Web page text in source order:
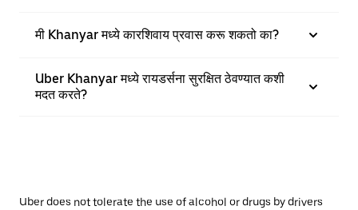
मी Khanyar मध्ये कारशिवाय प्रवास करू शकतो का?
Uber Khanyar मध्ये रायडर्सना सुरक्षित ठेवण्यात कशी
मदत करते?
Uber does not tolerate the use of alcohol or drugs by drivers